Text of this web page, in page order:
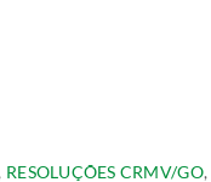
RESOLUÇÕES CRMV/GO,